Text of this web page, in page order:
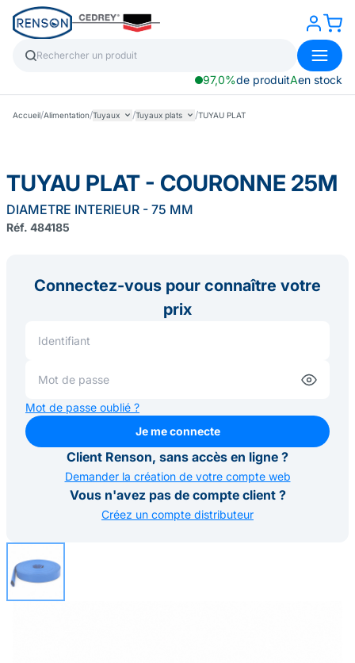
97,0%de produitAen stock
Accueil/Alimentation/Tuyaux /Tuyaux plats /TUYAU PLAT
TUYAU PLAT - COURONNE 25M
DIAMETRE INTERIEUR - 75 MM
Réf. 484185
Connectez-vous pour connaître votre
prix
Mot de passe oublié ?
Je me connecte
Je me connecte
Client Renson, sans accès en ligne ?
Demander la création de votre compte web
Vous n'avez pas de compte client ?
Créez un compte distributeur